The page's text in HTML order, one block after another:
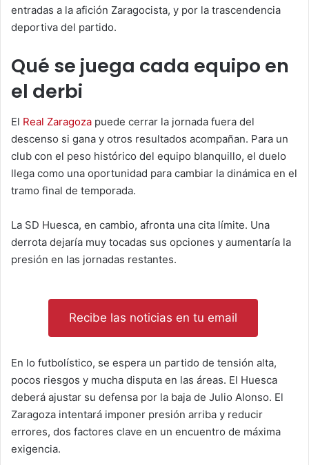
entradas a la afición Zaragocista, y por la trascendencia
deportiva del partido.
Qué se juega cada equipo en
el derbi
El Real Zaragoza puede cerrar la jornada fuera del
descenso si gana y otros resultados acompañan. Para un
club con el peso histórico del equipo blanquillo, el duelo
llega como una oportunidad para cambiar la dinámica en el
tramo final de temporada.
La SD Huesca, en cambio, afronta una cita límite. Una
derrota dejaría muy tocadas sus opciones y aumentaría la
presión en las jornadas restantes.
Recibe las noticias en tu email
En lo futbolístico, se espera un partido de tensión alta,
pocos riesgos y mucha disputa en las áreas. El Huesca
deberá ajustar su defensa por la baja de Julio Alonso. El
Zaragoza intentará imponer presión arriba y reducir
errores, dos factores clave en un encuentro de máxima
exigencia.